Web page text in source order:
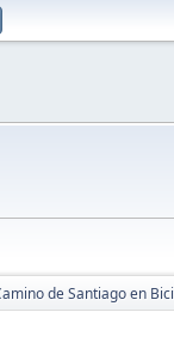
de Santiago en Bici